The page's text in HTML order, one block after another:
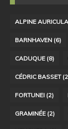
ALPINE
BARNHAVEN (6)
CADUQUE (8)
CÉDRIC BASSET
FORTUNEI (2)
GRAMINÉE (2)